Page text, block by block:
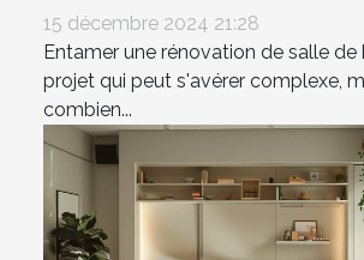
15 décembre 2024 21:28
Entamer une rénovation de salle de
projet qui peut s'avérer complexe,
combien...